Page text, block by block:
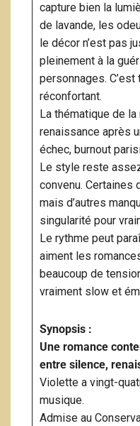
capture bien la
de lavande, les
le décor n’est pas
pleinement à la
personnages.
réconfortant.
La thématique de
renaissance après
échec, burnout
Le style reste
convenu.
mais d’autres
singularité pour
Le rythme peut
aiment les
beaucoup de
vraiment slow et
Synopsis :
Une romance
entre silence,
Violette a vingt-
musique.
Admise au